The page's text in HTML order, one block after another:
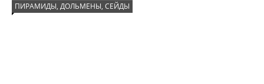
ПИРАМИДЫ, ДОЛЬМЕНЫ, СЕЙДЫ